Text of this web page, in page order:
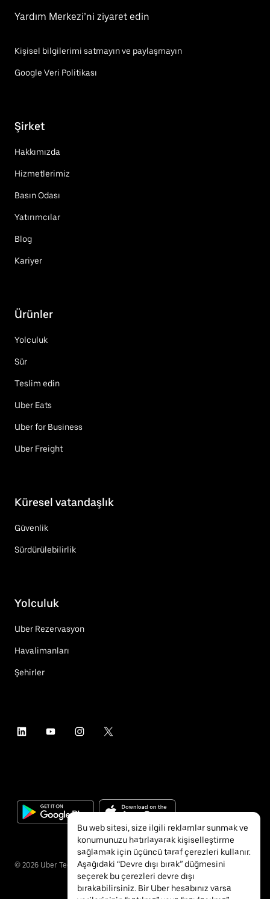
Yardım Merkezi’ni ziyaret edin
Kişisel bilgilerimi satmayın ve paylaşmayın
Google Veri Politikası
Şirket
Hakkımızda
Hizmetlerimiz
Basın Odası
Yatırımcılar
Blog
Kariyer
Ürünler
Yolculuk
Sür
Teslim edin
Uber Eats
Uber for Business
Uber Freight
Küresel vatandaşlık
Güvenlik
Sürdürülebilirlik
Yolculuk
Uber Rezervasyon
Havalimanları
Şehirler
© 2026 Uber Technologies Inc.
Bu web sitesi, size ilgili reklamlar sunmak ve
konumunuzu hatırlayarak kişiselleştirme
sağlamak için üçüncü taraf çerezleri kullanır.
Aşağıdaki “Devre dışı bırak” düğmesini
seçerek bu çerezleri devre dışı
bırakabilirsiniz. Bir Uber hesabınız varsa